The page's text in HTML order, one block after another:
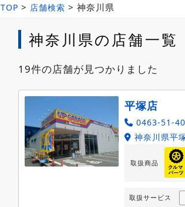
TOP > 店舗検索 > 神奈川県
神奈川県の店舗一覧
19件の店舗が見つかりました
平塚店
0463-51-
神奈川県平
取扱商品
取扱サービス